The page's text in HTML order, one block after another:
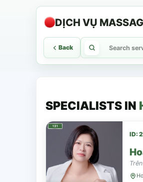
DỊCH VỤ
Back
SPECIALISTS IN
ID: